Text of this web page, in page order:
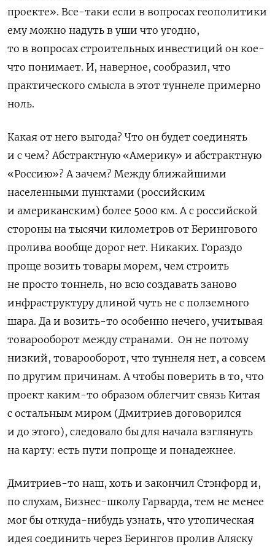
проекте». Все-таки если в вопросах геополитики
ему можно надуть в уши что угодно,
то в вопросах строительных инвестиций он кое-
что понимает. И, наверное, сообразил, что
практического смысла в этот туннеле примерно
ноль.
Какая от него выгода? Что он будет соединять
и с чем? Абстрактную «Америку» и абстрактную
«Россию»? А зачем? Между ближайшими
населенными пунктами (российским
и американским) более 5000 км. А с российской
стороны на тысячи километров от Берингового
пролива вообще дорог нет. Никаких. Гораздо
проще возить товары морем, чем строить
не просто тоннель, но всю создавать заново
инфраструктуру длиной чуть не с полземного
шара. Да и возить-то особенно нечего, учитывая
товарооборот между странами. Он не потому
низкий, товарооборот, что туннеля нет, а совсем
по другим причинам. А чтобы поверить в то, что
проект каким-то образом облегчит связь Китая
с остальным миром (Дмитриев договорился
и до этого), следовало бы для начала взглянуть
на карту: есть пути попроще и понадежнее.
Дмитриев-то наш, хоть и закончил Стэнфорд и,
по слухам, Бизнес-школу Гарварда, тем не менее
мог бы откуда-нибудь узнать, что утопическая
идея соединить через Берингов пролив Аляску